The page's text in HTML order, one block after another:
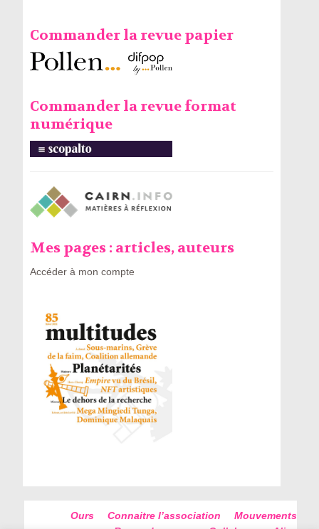
Commander la revue papier
Commander la revue format
numérique
Mes pages : articles, auteurs
Accéder à mon compte
Ours Connaitre l’association
Mouvements